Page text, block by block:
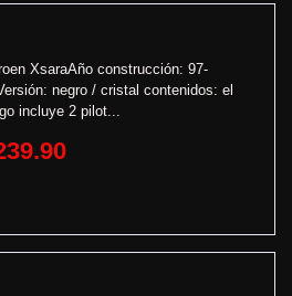
XsaraAño construcción: 97-
negro / cristal contenidos: el
incluye 2 pilot...